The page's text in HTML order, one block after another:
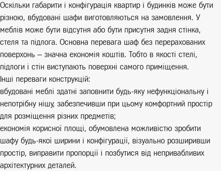
Оскільки габарити і конфігурація квартир і будинків може бути
різною, вбудовані шафи виготовляються на замовлення. У
меблів може бути відсутня або бути присутня задня стінка,
стеля та підлога. Основна перевага шаф без перерахованих
поверхонь – значна економія коштів. Тобто в якості стелі,
підлоги і стін виступають поверхні самого приміщення.
Інші переваги конструкцій:
вбудовані меблі здатні заповнити будь-яку нефункціональну і
непотрібну нішу, забезпечивши при цьому комфортний простір
для розміщення різних предметів;
економія корисної площі, обумовлена можливістю зробити
шафу будь-якої ширини і конфігурації, візуально розширивши
простір, виправити пропорції і позбутися від непривабливих
архітектурних деталей.